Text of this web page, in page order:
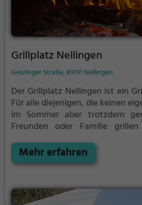
Grillplatz Nellingen
Geislinger Straße, 89191 Nellingen
Der Grillplatz Nellingen ist ein
Für alle diejenigen, die keinen
im Sommer aber trotzdem
Freunden oder Familie
Grillplatzes: keine Nachbarn.
ruhig auch mal bis spät in die
den meisten Fällen unter
niemanden stören.
Mehr erfahren